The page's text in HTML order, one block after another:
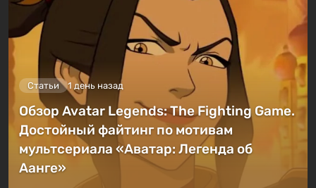
Статьи 1 день назад
Обзор Avatar Legends: The Fighting Game.
Достойный файтинг по мотивам
мультсериала «Аватар: Легенда об
Аанге»